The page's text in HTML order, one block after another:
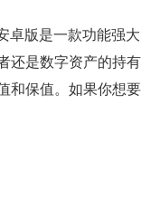
卓版是一款功能强
还是数字资产的持
和保值。如果你想